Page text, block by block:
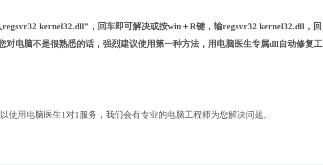
kernel32.dll”，回车即可解决或按win＋R键，输regsvr32 kernel32.dll，回
对电脑不是很熟悉的话，强烈建议使用第一种方法，用电脑医生专属dll自动修复工
使用电脑医生1对1服务，我们会有专业的电脑工程师为您解决问题。